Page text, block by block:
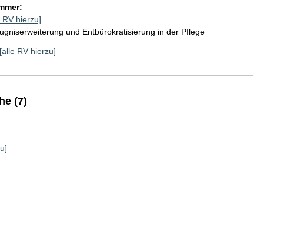
RV hierzu]
und Entbürokratisierung in der Pflege
[alle RV hierzu]
(7)